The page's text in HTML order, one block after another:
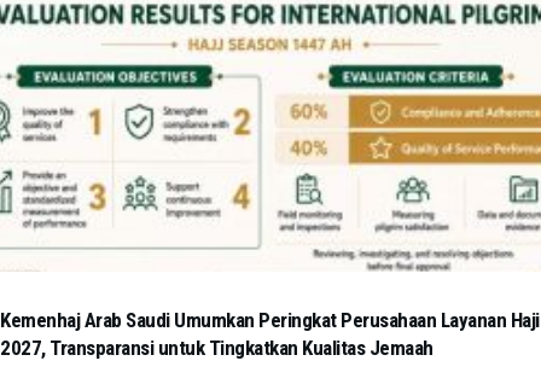
Kemenhaj Arab Saudi Umumkan Peringkat Perusahaan Layanan Haji
2027, Transparansi untuk Tingkatkan Kualitas Jemaah